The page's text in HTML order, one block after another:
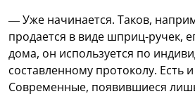
— Уже начинается. Таков,
продается в виде шприц-ручек,
дома, он используется по
составленному протоколу. Есть
Современные, появившиеся